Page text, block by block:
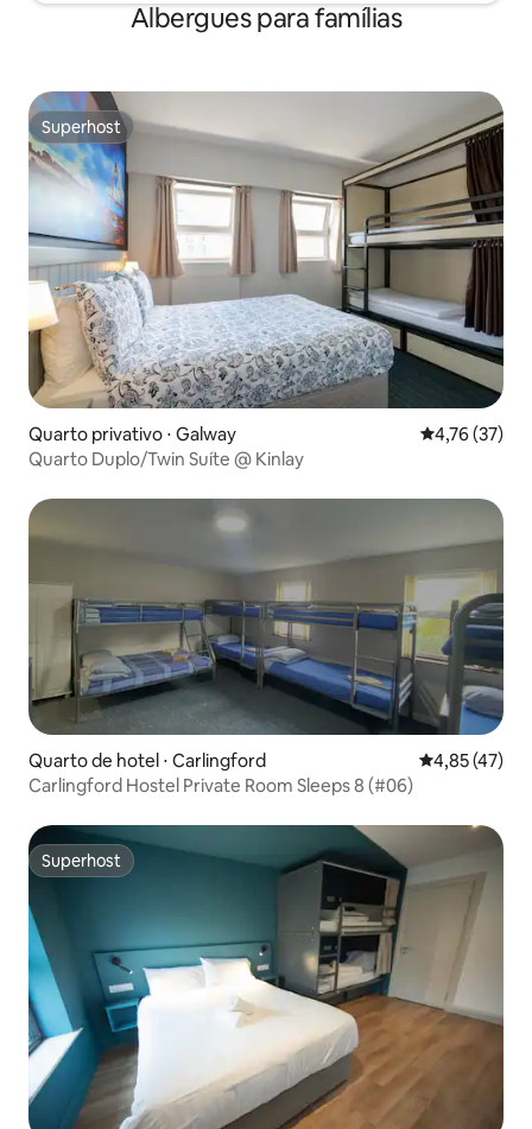
Albergues para famílias
Superhost
Superhost
Quarto privativo ⋅ Galway 4,76 de uma
4,76 (37)
Quarto Duplo/Twin Suíte @ Kinlay
Quarto de hotel ⋅ Carlingford 4,85 de uma
4,85 (47)
Carlingford Hostel Private Room Sleeps 8 (#06)
Superhost
Superhost